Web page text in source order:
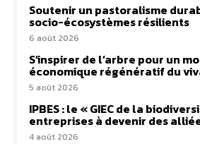
Soutenir un pastoralisme
socio-écosystèmes résilients
6 août 2026
S’inspirer de l’arbre pour un
économique régénératif du
5 août 2026
IPBES : le « GIEC de la
entreprises à devenir des
4 août 2026